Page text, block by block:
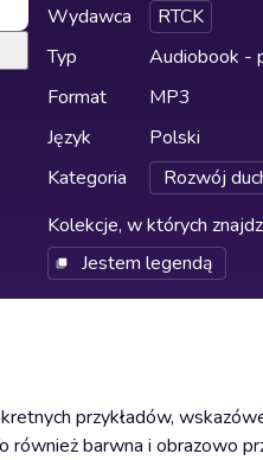
Wydawca
RTCK
Typ
Audiobook -
Format
MP3
Język
Polski
Kategoria
Rozwój
Kolekcje, w których
Jestem legendą
przykładów,
również barwna i obrazowo